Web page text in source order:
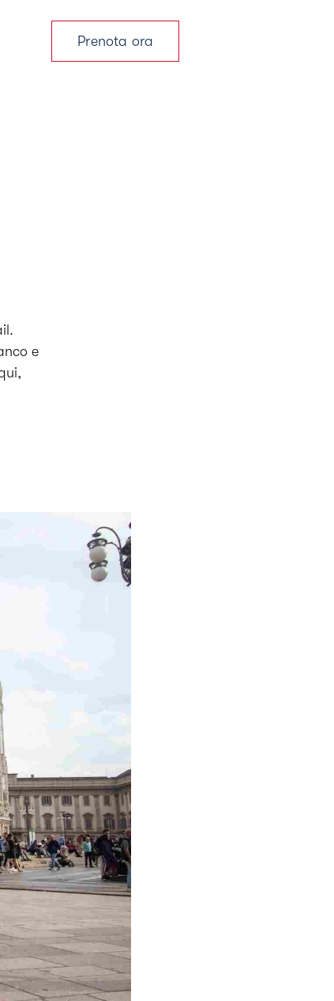
Prenota ora
e
community
sui nostri cocktail, eventi futuri e
iscritto!
mail